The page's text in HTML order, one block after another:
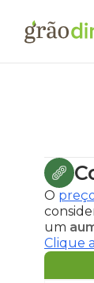
O
um
Clique